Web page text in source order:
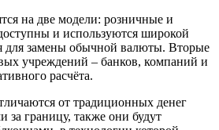
на две модели: розничные и
и используются широкой
для замены обычной валюты. Вторые
учреждений – банков, компаний и
расчёта.
от традиционных денег
за границу, также они будут